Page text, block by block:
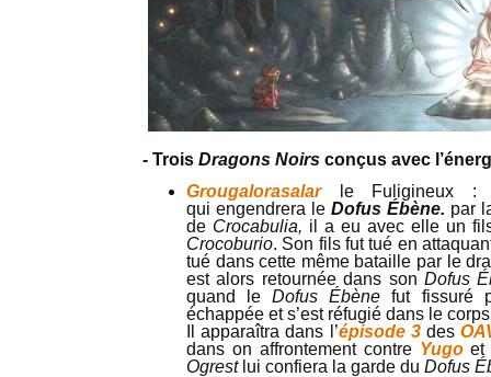
- Trois Dragons Noirs conçus avec
Grougalorasalarle Fuligineux :
qui engendrera le Dofus Ébène. par
de Crocabulia, il a eu avec elle un
Crocoburio. Son fils fut tué en
tué dans cette même bataille par le
est alors retournée dans son Dofus
quand leDofus Ébène fut fissuré
échappée et s’est réfugié dans le
Il apparaîtra dans l’épisode 3des
dans on affrontement contre Yugo et
Ogrest lui confiera la garde du Dofus